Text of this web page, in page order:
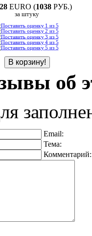
EURO (1038 РУБ.)
за штуку
об
Email:
Тема: